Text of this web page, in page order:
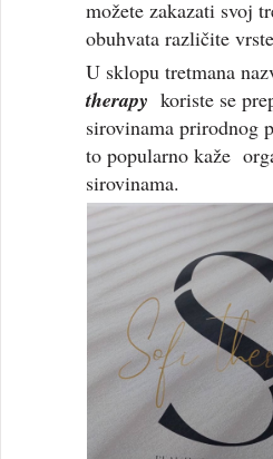
možete zakazati svoj
obuhvata različite
U sklopu tretmana
therapy koriste se
sirovinama prirodnog
to popularno kaže
sirovinama.